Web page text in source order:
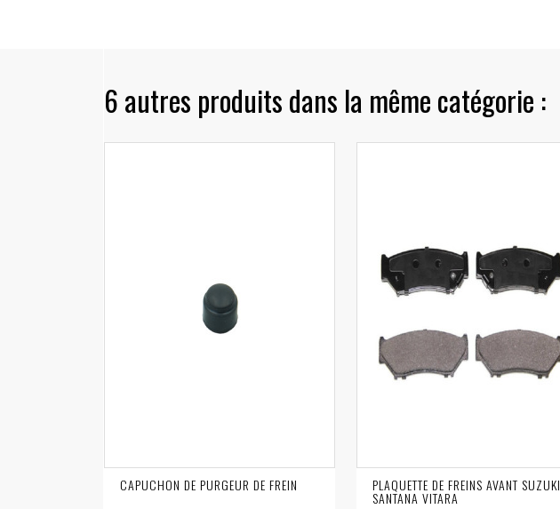
6 autres produits dans la même catégorie :
CAPUCHON DE PURGEUR DE FREIN PLAQUETTE DE FREINS AVANT SUZUKI
SANTANA VITARA